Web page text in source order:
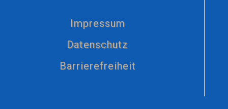
Impressum
Datenschutz
Barrierefreiheit